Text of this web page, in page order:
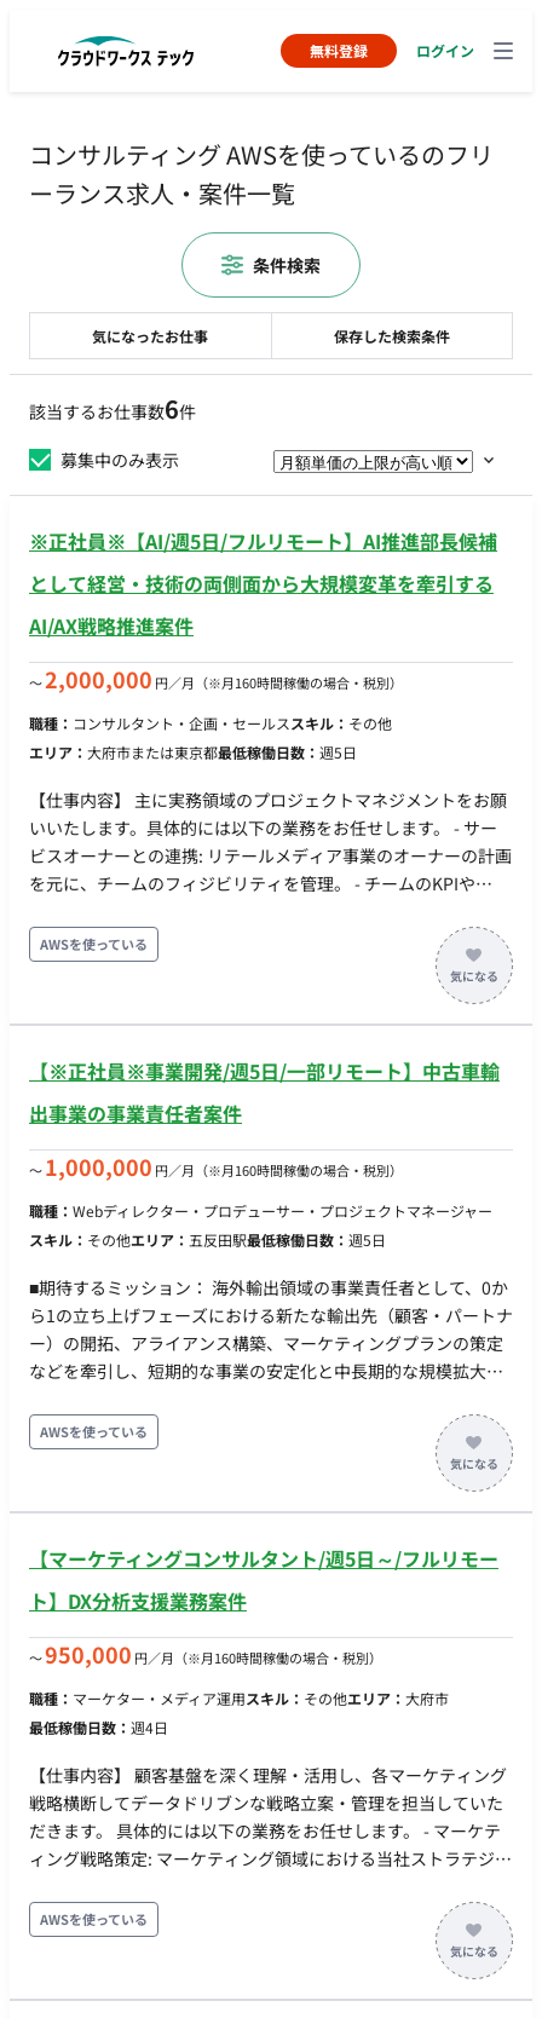
無料登録 ログイン
コンサルティング AWSを使っているのフリ
ーランス求人・案件一覧
該当するお仕事数6件
募集中のみ表示
※正社員※【AI/週5日/フルリモート】AI推進部長候補
として経営・技術の両側面から大規模変革を牽引する
AI/AX戦略推進案件
〜2,000,000 円／月 （※月160時間稼働の場合・税別）
職種： コンサルタント・企画・セールススキル： その他
エリア： 大府市または東京都最低稼働日数： 週5日
【仕事内容】 主に実務領域のプロジェクトマネジメントをお願
いいたします。具体的には以下の業務をお任せします。 - サー
ビスオーナーとの連携: リテールメディア事業のオーナーの計画
を元に、チームのフィジビリティを管理。 - チームのKPIや
ための支援を行う。 - 各アカウントのKPI管理: 戦略/戦術から引
かれたKPIを達成するための阻害要因を解消し、施策を遂行す
る。 - ステークホルダーマネジメント: メーカーや代理店、社内
バイヤーとのコミュニケーションや要望の確認と対応。 - 契約/
支援: ステークホルダーとの定例／商談／レポート業務、及び社
内の会議体の設定とファシリテーション。 - 戦略層への成長戦
の、資料や報告内容の整理。
AWSを使っている
【※正社員※事業開発/週5日/一部リモート】中古車輸
出事業の事業責任者案件
〜1,000,000 円／月 （※月160時間稼働の場合・税別）
職種： Webディレクター・プロデューサー・プロジェクトマネージャー
スキル： その他エリア： 五反田駅最低稼働日数： 週5日
■期待するミッション： 海外輸出領域の事業責任者として、0か
ら1の立ち上げフェーズにおける新たな輸出先（顧客・パートナ
ー）の開拓、アライアンス構築、マーケティングプランの策定
などを牽引し、短期的な事業の安定化と中長期的な規模拡大
程： ・新たな輸出先（顧客・パートナー）の開拓およびアライ
アンス構築 ・各国の事情に即した車両調達スキームの確立 ・自
社広告サイトのグロースチームと協業したマーケティングプラ
ンの策定 ・KPI管理、PL管理および経営陣への定量・ロジカル
含む）のハンズオン対応
AWSを使っている
【マーケティングコンサルタント/週5日～/フルリモー
ト】DX分析支援業務案件
〜950,000 円／月 （※月160時間稼働の場合・税別）
職種： マーケター・メディア運用スキル： その他エリア： 大府市
最低稼働日数： 週4日
【仕事内容】 顧客基盤を深く理解・活用し、各マーケティング
戦略横断してデータドリブンな戦略立案・管理を担当していた
だきます。 具体的には以下の業務をお任せします。 - マーケテ
ィング戦略策定: マーケティング領域における当社ストラテジス
域のロードマップ描く。 - フィジビリティの検証: 社内の資源を
踏まえた戦略のフィジビリティを検証し全体進捗の管理を行
う。必要に応じてストラテジストへ資源追加の提案を行う。 -
サービス/プロジェクトオーナーへの実行支援: 各マーケティン
AWSを使っている
気になったお仕事 保存した検索条件
条件検索